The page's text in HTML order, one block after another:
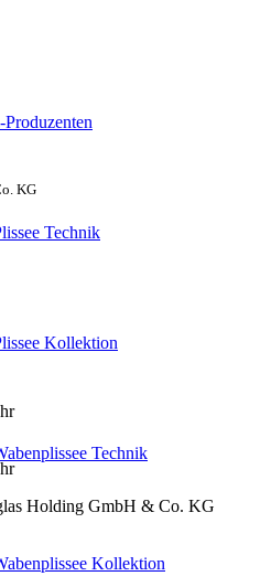
Technik
Kollektion
Technik
Kollektion
KG
Holding GmbH & Co. KG